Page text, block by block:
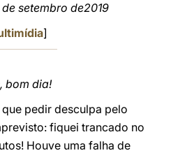
setembro de2019
]
bom dia!
pedir desculpa pelo
fiquei trancado no
Houve uma falha de